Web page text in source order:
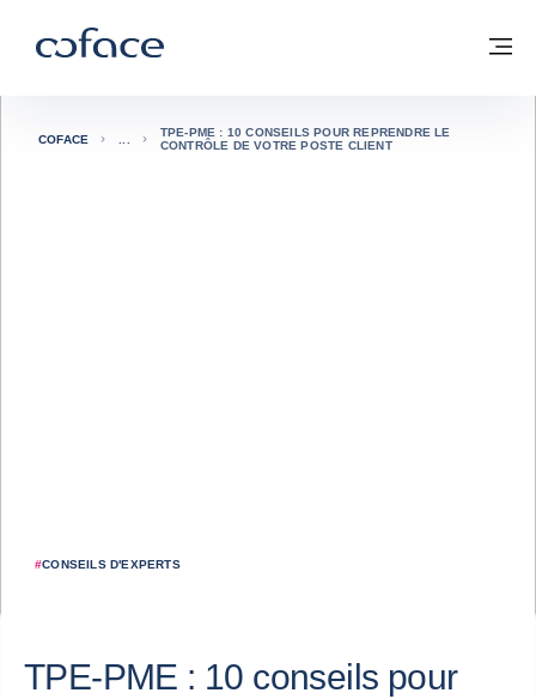
Coface, for Trade - Page d'accueil Groupe Coface
Retour à la page d'accueil
#CONSEILS D'EXPERTS
COFACE
TPE-PME : 10 CONSEILS POUR REPRENDRE LE
CONTRÔLE DE VOTRE POSTE CLIENT
TPE-PME : 10 conseils pour